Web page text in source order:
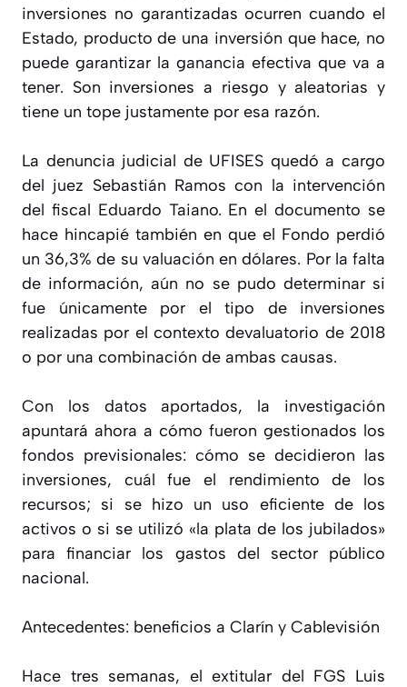
inversiones no garantizadas ocurren cuando el
Estado, producto de una inversión que hace, no
puede garantizar la ganancia efectiva que va a
tener. Son inversiones a riesgo y aleatorias y
tiene un tope justamente por esa razón.
La denuncia judicial de UFISES quedó a cargo
del juez Sebastián Ramos con la intervención
del fiscal Eduardo Taiano. En el documento se
hace hincapié también en que el Fondo perdió
un 36,3% de su valuación en dólares. Por la falta
de información, aún no se pudo determinar si
fue únicamente por el tipo de inversiones
realizadas por el contexto devaluatorio de 2018
o por una combinación de ambas causas.
Con los datos aportados, la investigación
apuntará ahora a cómo fueron gestionados los
fondos previsionales: cómo se decidieron las
inversiones, cuál fue el rendimiento de los
recursos; si se hizo un uso eficiente de los
activos o si se utilizó «la plata de los jubilados»
para financiar los gastos del sector público
nacional.
Antecedentes: beneficios a Clarín y Cablevisión
Hace tres semanas, el extitular del FGS Luis